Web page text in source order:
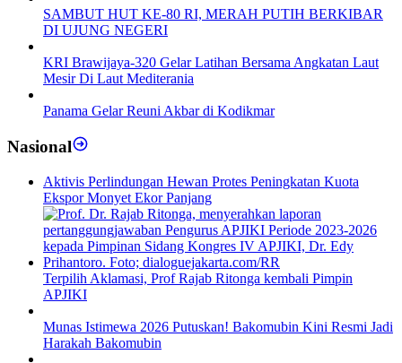
SAMBUT HUT KE-80 RI, MERAH PUTIH BERKIBAR
DI UJUNG NEGERI
KRI Brawijaya-320 Gelar Latihan Bersama Angkatan Laut
Mesir Di Laut Mediterania
Panama Gelar Reuni Akbar di Kodikmar
Nasional
Aktivis Perlindungan Hewan Protes Peningkatan Kuota
Ekspor Monyet Ekor Panjang
Terpilih Aklamasi, Prof Rajab Ritonga kembali Pimpin
APJIKI
Munas Istimewa 2026 Putuskan! Bakomubin Kini Resmi Jadi
Harakah Bakomubin